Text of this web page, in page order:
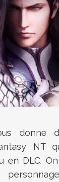
donne
NT
en DLC.